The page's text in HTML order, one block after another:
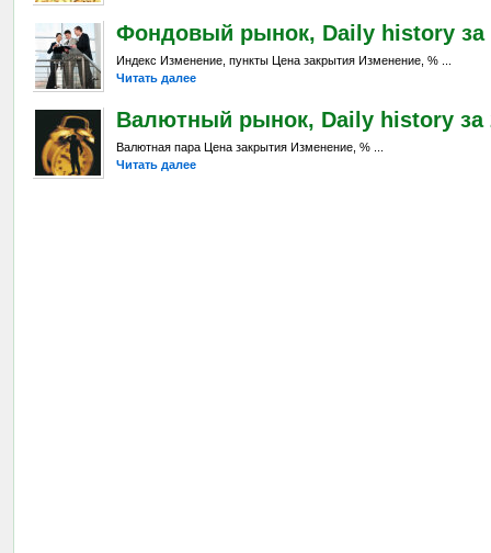
Фондовый рынок, Daily history за
Индекс Изменение, пункты Цена закрытия Изменение, % ...
Читать далее
Валютный рынок, Daily history за
Валютная пара Цена закрытия Изменение, % ...
Читать далее